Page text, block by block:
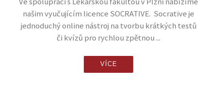
našim vyučujícím licence SOCRATIVE. Socrative je
jednoduchý online nástroj na tvorbu krátkých testů
či kvízů pro rychlou zpětnou ...
VÍCE